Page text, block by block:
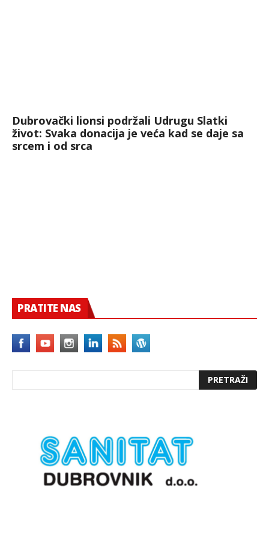
Dubrovački lionsi podržali Udrugu Slatki
život: Svaka donacija je veća kad se daje sa
srcem i od srca
PRATITE NAS